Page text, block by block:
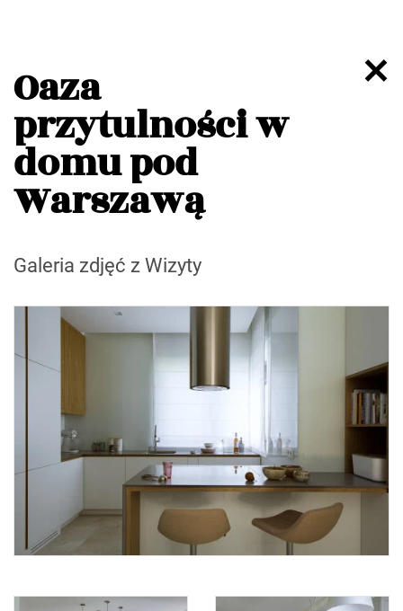
Oaza
przytulności w
domu pod
Warszawą
Galeria zdjęć z Wizyty